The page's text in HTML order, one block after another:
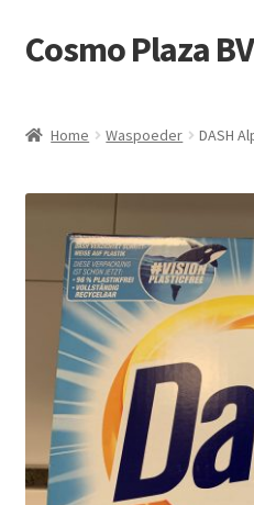
Ga
door
navigatie
Ga
direct
de
inhoud
Cosmo Plaza BV
Mijn account
Shop
test
Winkelmand
Home Waspoeder DASH